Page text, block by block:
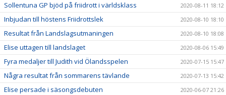
Sollentuna GP bjöd på friidrott i världsklass 2020-08-11 18:12
Inbjudan till höstens Friidrottslek 2020-08-10 18:10
Resultat från Landslagsutmaningen 2020-08-10 18:08
Elise uttagen till landslaget 2020-08-06 15:49
Fyra medaljer till Judith vid Ölandsspelen 2020-07-15 15:47
Några resultat från sommarens tävlande 2020-07-13 15:42
Elise persade i säsongsdebuten 2020-06-07 21:26